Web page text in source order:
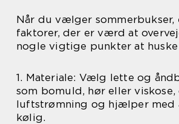
Når du vælger sommerbukser,
faktorer, der er værd at
nogle vigtige punkter at huske
1. Materiale: Vælg lette og
som bomuld, hør eller
luftstrømning og hjælper med
kølig.